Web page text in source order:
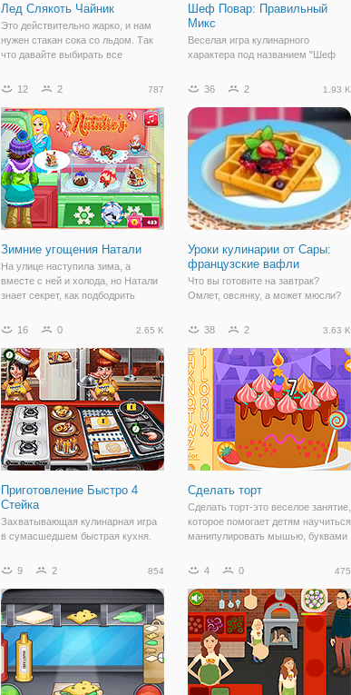
Лед Слякоть Чайник
Это действительно жарко, и нам
нужен стакан сока со льдом. Так
что давайте выбирать все
вкусного сока с собственного
Шеф Повар: Правильный
Микс
Веселая игра кулинарного
характера под названием "Шеф
отличное подтверждение того, что
сочетать ингредиенты. Ведь даже
незначительный пучок зелени
может как придать
12 2 787
Зимние угощения Натали
На улице наступила зима, а
вместе с ней и холода, но Натали
знает секрет, как подбодрить
сердца. В онлайн игре "Зимние
компанию девушке и вместе с ней
будете
36 2 1.93 K
Уроки кулинарии от Сары:
французские вафли
Что вы готовите на завтрак?
Омлет, овсянку, а может мюсли?
классических завтраков, но если
самого утра или в любой другой
день, то можно научиться готовить
16 0 2.65 K
Приготовление Быстро 4
Стейка
Захватывающая кулинарная игра
в сумасшедшем быстрая кухня.
стать лучшим шеф-повар
мире. Готовить и обслуживать,
чтобы сделать ваших клиентов
счастливыми!
38 2 3.63 K
Сделать торт
Сделать торт-это веселое занятие,
которое помогает детям научиться
манипулировать мышью, буквами
Дети могут создавать
цвета глазури, украшения конфет,
веселые
9 2 854 4 0 475